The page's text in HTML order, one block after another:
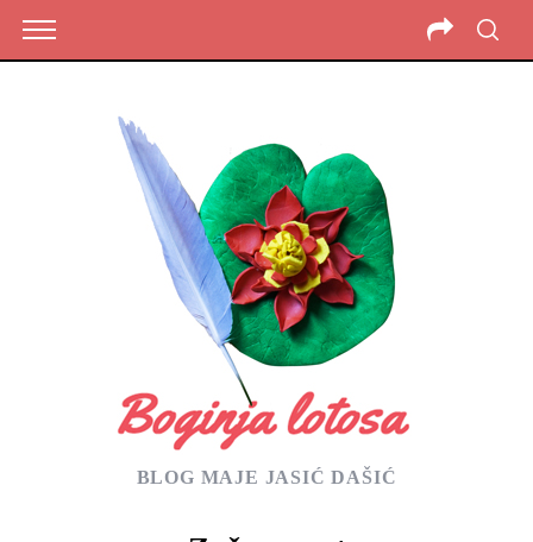
BLOG MAJE JASIĆ DAŠIĆ